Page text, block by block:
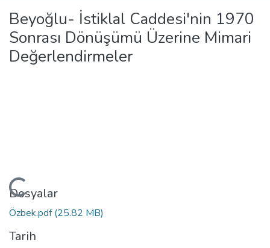
Beyoğlu- İstiklal Caddesi'nin 1970
Sonrası Dönüşümü Üzerine Mimari
Değerlendirmeler
Dosyalar
Özbek.pdf(25.82 MB)
Tarih